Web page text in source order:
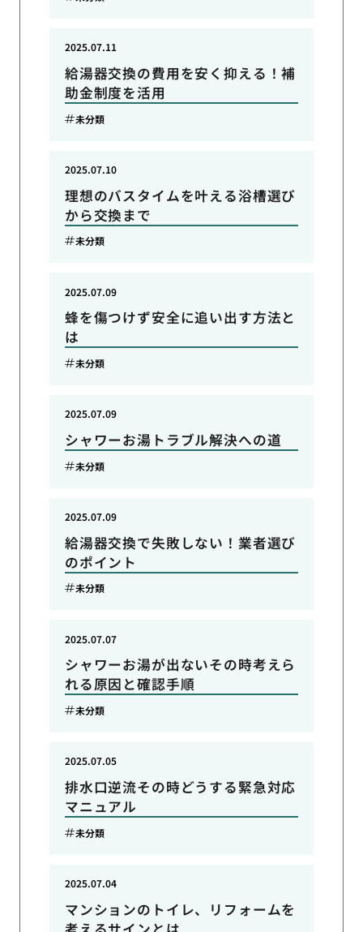
給湯器交換の費用を安く抑える！補
助金制度を活用
2025.07.11
未分類
理想のバスタイムを叶える浴槽選び
から交換まで
2025.07.10
未分類
蜂を傷つけず安全に追い出す方法と
は
2025.07.09
未分類
シャワーお湯トラブル解決への道
2025.07.09
未分類
給湯器交換で失敗しない！業者選び
のポイント
2025.07.09
未分類
シャワーお湯が出ないその時考えら
れる原因と確認手順
2025.07.07
未分類
排水口逆流その時どうする緊急対応
マニュアル
2025.07.05
未分類
マンションのトイレ、リフォームを
2025.07.04